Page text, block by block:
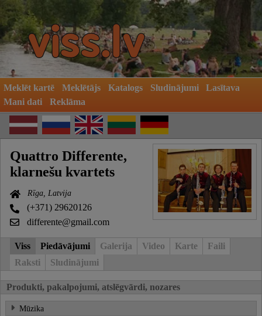
Meklēt kartē Meklētājs Katalogs Sludinājumi
Lasītava
Mani dati
Reklāma
Quattro Differente,
klarnešu kvartets
Rīga, Latvija
(+371) 29620126
differente@gmail.com
Viss Piedāvājumi Galerija Video Karte
Faili
Raksti
Sludinājumi
Produkti, pakalpojumi, atslēgvārdi, nozares
Mūzika